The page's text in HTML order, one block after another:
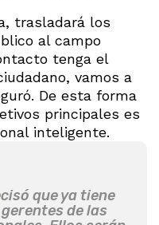
trasladará los
al campo
tenga el
vamos a
De esta forma
principales es
inteligente.
que ya tiene
de las